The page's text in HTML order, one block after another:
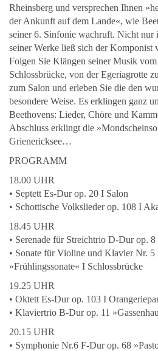
Rheinsberg und versprechen Ihnen
der Ankunft auf dem Lande«, wie
seiner 6. Sinfonie wachruft. Nicht nur
seiner Werke ließ sich der Komponist
Folgen Sie Klängen seiner Musik
Schlossbrücke, von der Egeriagrotte
zum Salon und erleben Sie die den
besondere Weise. Es erklingen ganz
Beethovens: Lieder, Chöre und
Abschluss erklingt die
Grienericksee…
PROGRAMM
18.00 UHR
• Septett Es-Dur op. 20 I Salon
• Schottische Volkslieder op. 108 I
18.45 UHR
• Serenade für Streichtrio D-Dur op.
• Sonate für Violine und Klavier Nr.
»Frühlingssonate« I Schlossbrücke
19.25 UHR
• Oktett Es-Dur op. 103 I
• Klaviertrio B-Dur op. 11
20.15 UHR
• Symphonie Nr.6 F-Dur op. 68